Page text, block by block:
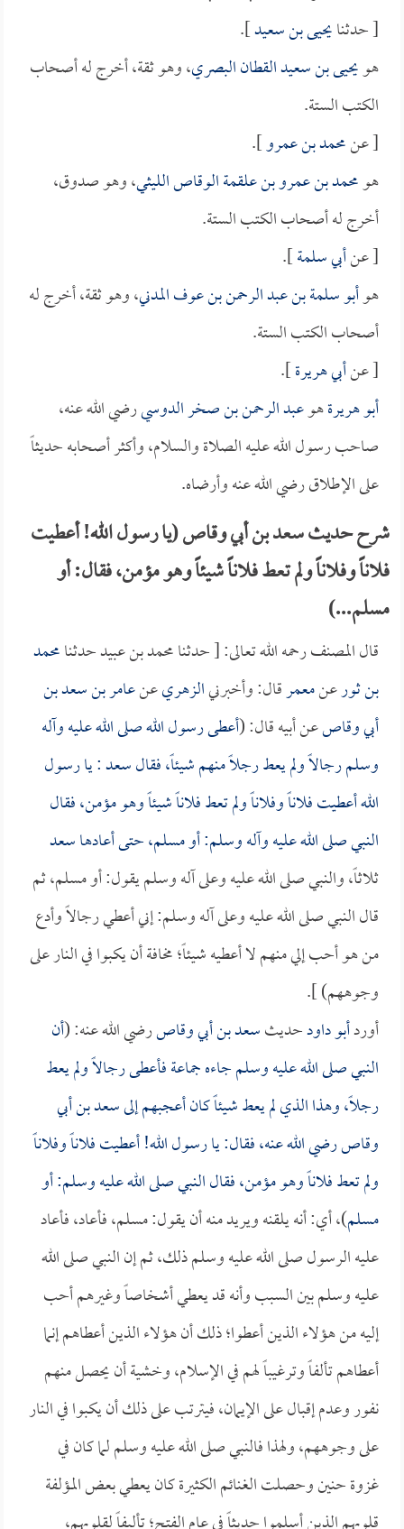
[ حدثنايحيى بن سعيد].
هويحيى بن سعيد القطان البصري، وهو ثقة، أخرج له أصحاب
الكتب الستة.
[ عنمحمد بن عمرو].
هومحمد بن عمرو بن علقمة الوقاص الليثي، وهو صدوق،
أخرج له أصحاب الكتب الستة.
[ عنأبي سلمة].
هوأبو سلمة بن عبد الرحمن بن عوف المدني، وهو ثقة، أخرج له
أصحاب الكتب الستة.
[ عنأبي هريرة].
أبو هريرةهوعبد الرحمن بن صخر الدوسيرضي الله عنه،
صاحب رسول الله عليه الصلاة والسلام، وأكثر أصحابه حديثاً
على الإطلاق رضي الله عنه وأرضاه.
شرح حديث سعد بن أبي وقاص (يا رسول الله! أعطيت
فلاناً وفلاناً ولم تعط فلاناً شيئاً وهو مؤمن، فقال: أو
مسلم...)
قال المصنف رحمه الله تعالى: [ حدثنا محمد بن عبيد حدثنامحمد
بن ثورعنمعمرقال: وأخبرنيالزهريعنعامر بن سعد بن
أبي وقاصعن أبيه قال: (أعطى رسول الله صلى الله عليه وآله
وسلم رجالاً ولم يعط رجلاً منهم شيئاً، فقالسعد: يا رسول
الله أعطيت فلاناً وفلاناً ولم تعط فلاناً شيئاً وهو مؤمن، فقال
النبي صلى الله عليه وآله وسلم: أو مسلم، حتى أعادهاسعد
ثلاثاً، والنبي صلى الله عليه وعلى آله وسلم يقول: أو مسلم، ثم
قال النبي صلى الله عليه وعلى آله وسلم: إني أعطي رجالاً وأدع
من هو أحب إلي منهم لا أعطيه شيئاً؛ مخافة أن يكبوا في النار على
وجوههم) ].
أوردأبو داودحديثسعد بن أبي وقاصرضي الله عنه: (أن
النبي صلى الله عليه وسلم جاءه جماعة فأعطى رجالاً ولم يعط
رجلاً، وهذا الذي لم يعط شيئاً كان أعجبهم إلىسعد بن أبي
وقاصرضي الله عنه، فقال: يا رسول الله! أعطيت فلاناً وفلاناً
ولم تعط فلاناً وهو مؤمن، فقال النبي صلى الله عليه وسلم: أو
مسلم)، أي: أنه يلقنه ويريد منه أن يقول: مسلم، فأعاد، فأعاد
عليه الرسول صلى الله عليه وسلم ذلك، ثم إن النبي صلى الله
عليه وسلم بين السبب وأنه قد يعطي أشخاصاً وغيرهم أحب
إليه من هؤلاء الذين أعطوا؛ ذلك أن هؤلاء الذين أعطاهم إنما
أعطاهم تألفاً وترغيباً لهم في الإسلام، وخشية أن يحصل منهم
نفور وعدم إقبال على الإيمان، فيترتب على ذلك أن يكبوا في النار
على وجوههم، ولهذا فالنبي صلى الله عليه وسلم لما كان في
غزوة حنين وحصلت الغنائم الكثيرة كان يعطي بعض المؤلفة